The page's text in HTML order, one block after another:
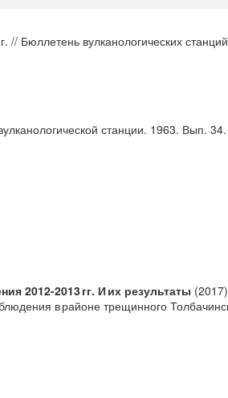
Бюллетень вулканологических
станции. 1963. Вып.
2012-2013 гг. И их результаты (2017)
в районе трещинного